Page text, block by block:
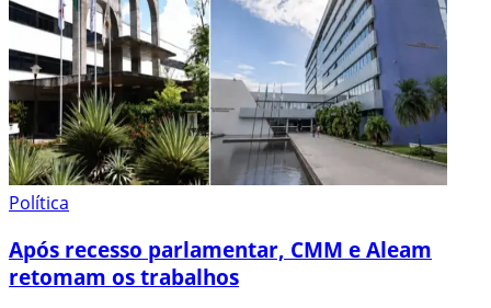
Política
Após recesso parlamentar, CMM e Aleam
retomam os trabalhos